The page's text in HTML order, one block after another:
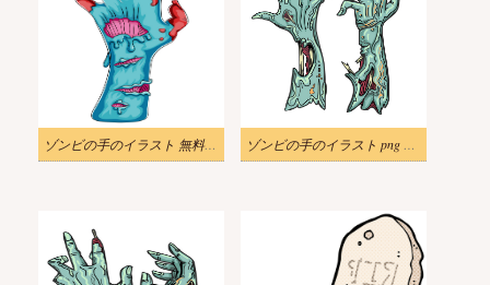
ゾンビの手のイラスト 無料画像 ゾンビの手のイラスト png 画像